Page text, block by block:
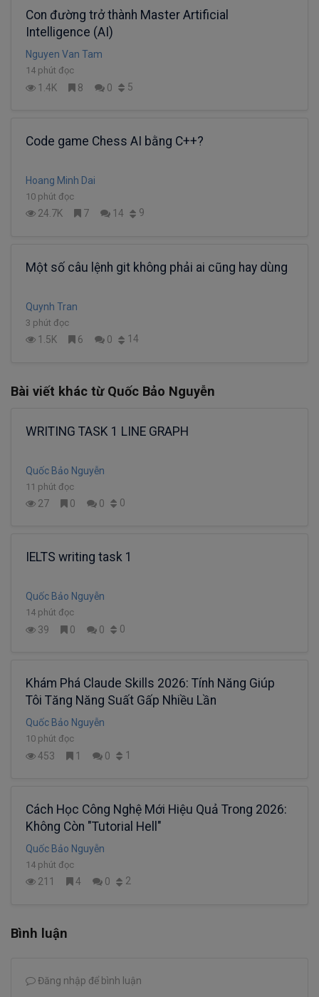
Con đường trở thành Master Artificial
Intelligence (AI)
Nguyen Van Tam
14 phút đọc
1.4K 8 0 5
Code game Chess AI bằng C++?
Hoang Minh Dai
10 phút đọc
24.7K 7 14 9
Một số câu lệnh git không phải ai cũng hay dùng
Quynh Tran
3 phút đọc
1.5K 6 0 14
Bài viết khác từ Quốc Bảo Nguyễn
WRITING TASK 1 LINE GRAPH
Quốc Bảo Nguyễn
11 phút đọc
27 0 0 0
IELTS writing task 1
Quốc Bảo Nguyễn
14 phút đọc
39 0 0 0
Khám Phá Claude Skills 2026: Tính Năng Giúp
Tôi Tăng Năng Suất Gấp Nhiều Lần
Quốc Bảo Nguyễn
10 phút đọc
453 1 0 1
Cách Học Công Nghệ Mới Hiệu Quả Trong 2026:
Không Còn "Tutorial Hell"
Quốc Bảo Nguyễn
14 phút đọc
211 4 0 2
Bình luận
Đăng nhập để bình luận